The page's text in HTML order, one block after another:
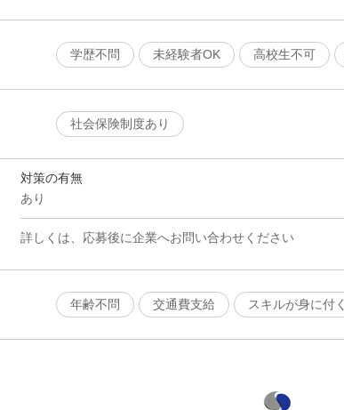
学歴不問
未経験者OK 高校生不可
社会保険制度あり
対策の有無
あり
詳しくは、応募後に企業へお問い合わせください
年齢不問
交通費支給 スキルが身に付く